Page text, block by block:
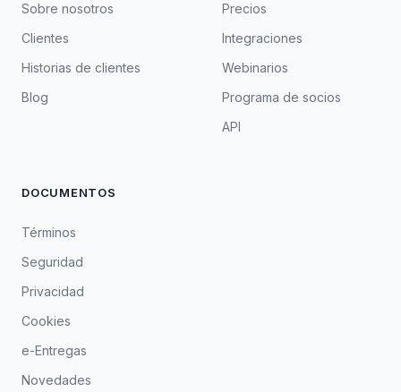
Sobre nosotros
Clientes
Historias de clientes
Blog
Precios
Integraciones
Webinarios
Programa de socios
API
DOCUMENTOS
Términos
Seguridad
Privacidad
Cookies
e-Entregas
Novedades